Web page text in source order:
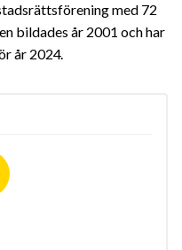
med 72
bildades år 2001 och har
år 2024